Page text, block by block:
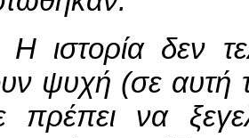
Η ιστορία δεν
ψυχή (σε αυτή
πρέπει να